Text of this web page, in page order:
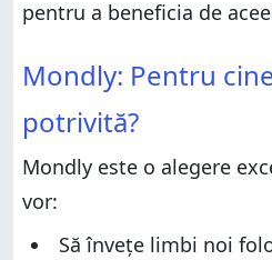
pentru a beneficia de
Pro și contra
Verdict
Ce este Mondly?
nouă cu Mondly
Mondly: Pentru
potrivită?
Mondly este o alegere
vor:
Să învețe limbi noi